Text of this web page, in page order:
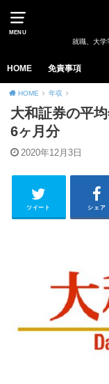
MENU
就職、大学
HOME 免責事項
HOME 年収
大和証券の平
6ヶ月分
2020年12月3日
ツイート シェア